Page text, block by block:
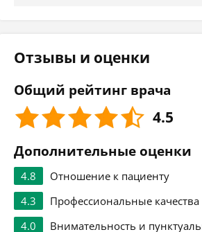
Отзывы и оценки
Общий рейтинг врача
4.5
Дополнительные оценки
4.8
Отношение к пациенту
4.3
Профессиональные качества
4.0
Внимательность и